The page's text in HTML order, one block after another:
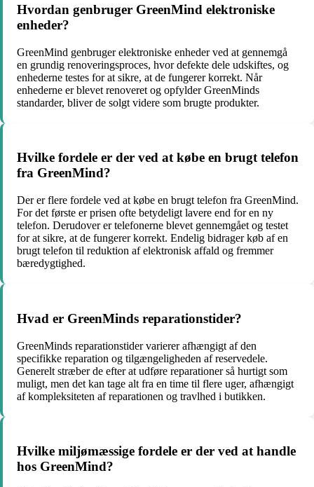
Hvordan genbruger GreenMind elektroniske
enheder?
GreenMind genbruger elektroniske enheder ved at gennemgå
en grundig renoveringsproces, hvor defekte dele udskiftes, og
enhederne testes for at sikre, at de fungerer korrekt. Når
enhederne er blevet renoveret og opfylder GreenMinds
standarder, bliver de solgt videre som brugte produkter.
Hvilke fordele er der ved at købe en brugt telefon
fra GreenMind?
Der er flere fordele ved at købe en brugt telefon fra GreenMind.
For det første er prisen ofte betydeligt lavere end for en ny
telefon. Derudover er telefonerne blevet gennemgået og testet
for at sikre, at de fungerer korrekt. Endelig bidrager køb af en
brugt telefon til reduktion af elektronisk affald og fremmer
bæredygtighed.
Hvad er GreenMinds reparationstider?
GreenMinds reparationstider varierer afhængigt af den
specifikke reparation og tilgængeligheden af reservedele.
Generelt stræber de efter at udføre reparationer så hurtigt som
muligt, men det kan tage alt fra en time til flere uger, afhængigt
af kompleksiteten af reparationen og travlhed i butikken.
Hvilke miljømæssige fordele er der ved at handle
hos GreenMind?